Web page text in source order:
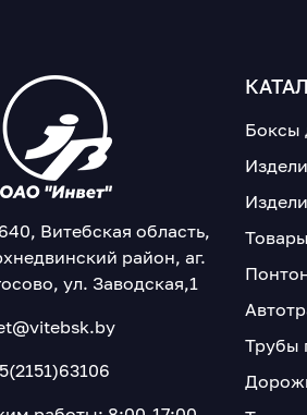
Витебская область,
район, аг.
ул. Заводская,1
Боксы
Трубы